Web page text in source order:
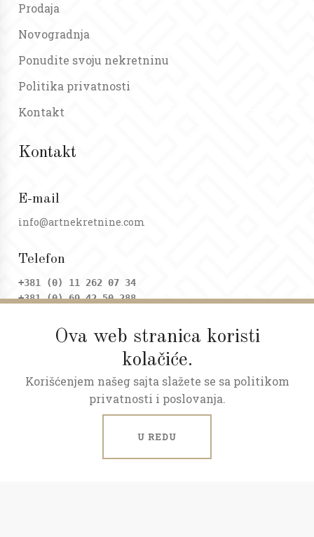
Ova web stranica koristi
kolačiće.
Korišćenjem našeg sajta slažete se sa politikom
privatnosti i poslovanja.
U REDU
Prodaja
Novogradnja
Ponudite svoju nekretninu
Politika privatnosti
Kontakt
Kontakt
E-mail
info@artnekretnine.com
Telefon
+381 (0) 11 262 07 34
+381 (0) 69 42 50 288
Adresa
Dositejeva 9, Trg republike
Radno vreme
Ponedeljak - petak: 09 - 20h